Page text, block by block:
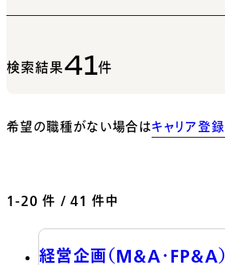
検索結果41件
希望の職種がない場合はキャリア登録
1-20 件 / 41 件中
経営企画（M&A・FP&A）